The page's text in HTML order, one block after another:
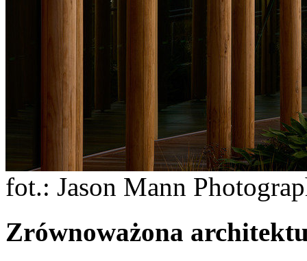
fot.: Jason Mann
Zrównoważona